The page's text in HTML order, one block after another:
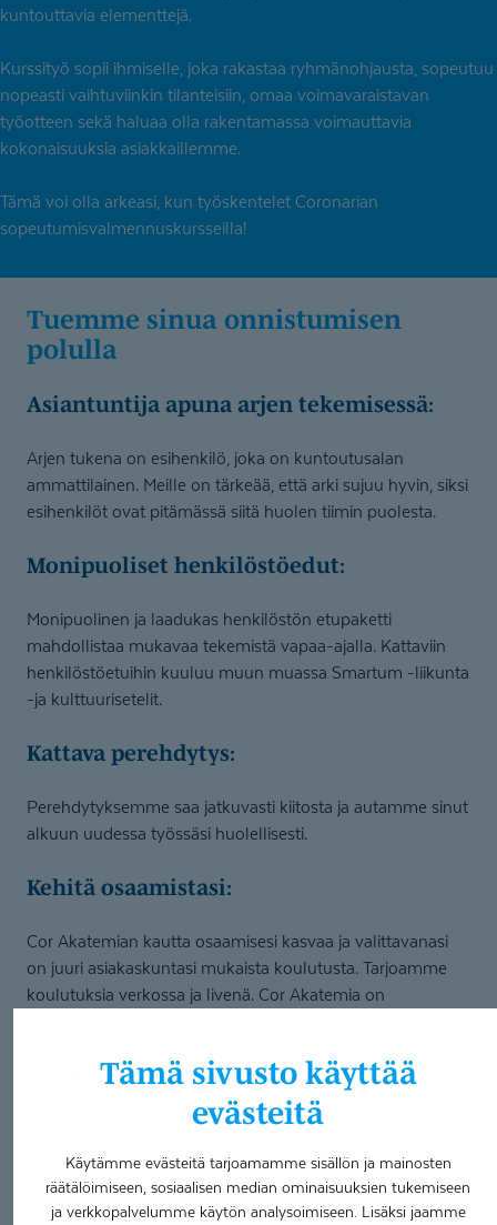
Tämä sivusto käyttää
evästeitä
Käytämme evästeitä tarjoamamme sisällön ja mainosten
räätälöimiseen, sosiaalisen median ominaisuuksien tukemiseen
ja verkkopalvelumme käytön analysoimiseen. Lisäksi jaamme
kuntouttavia elementtejä.
Kurssityö sopii ihmiselle, joka rakastaa ryhmänohjausta, sopeutuu
nopeasti vaihtuviinkin tilanteisiin, omaa voimavaraistavan
työotteen sekä haluaa olla rakentamassa voimauttavia
kokonaisuuksia asiakkaillemme.
Tämä voi olla arkeasi, kun työskentelet Coronarian
sopeutumisvalmennuskursseilla!
Tuemme sinua onnistumisen
polulla
Asiantuntija apuna arjen tekemisessä:
Arjen tukena on esihenkilö, joka on kuntoutusalan
ammattilainen. Meille on tärkeää, että arki sujuu hyvin, siksi
esihenkilöt ovat pitämässä siitä huolen tiimin puolesta.
Monipuoliset henkilöstöedut:
Monipuolinen ja laadukas henkilöstön etupaketti
mahdollistaa mukavaa tekemistä vapaa-ajalla. Kattaviin
henkilöstöetuihin kuuluu muun muassa Smartum -liikunta
-ja kulttuurisetelit.
Kattava perehdytys:
Perehdytyksemme saa jatkuvasti kiitosta ja autamme sinut
alkuun uudessa työssäsi huolellisesti.
Kehitä osaamistasi:
Cor Akatemian kautta osaamisesi kasvaa ja valittavanasi
on juuri asiakaskuntasi mukaista koulutusta. Tarjoamme
koulutuksia verkossa ja livenä. Cor Akatemia on
Apua suunnitte­lu­työssä:
Mahdollistamme, että kuntoutusprosessimme ovat
ammattilaiselle mahdollisimman sujuvia. Meillä ei tarvitse
tehdä suunnittelutyötä yksin, vaan apunasi ovat valmiit
mallimme ja pohjamme.